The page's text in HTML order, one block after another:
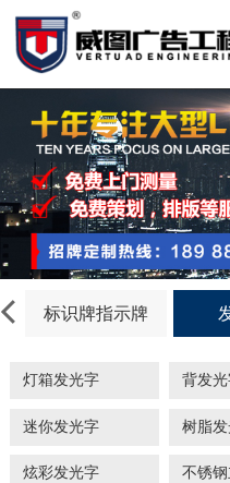
标识牌指示牌
灯箱发光字 背发
迷你发光字 树脂
炫彩发光字 不锈